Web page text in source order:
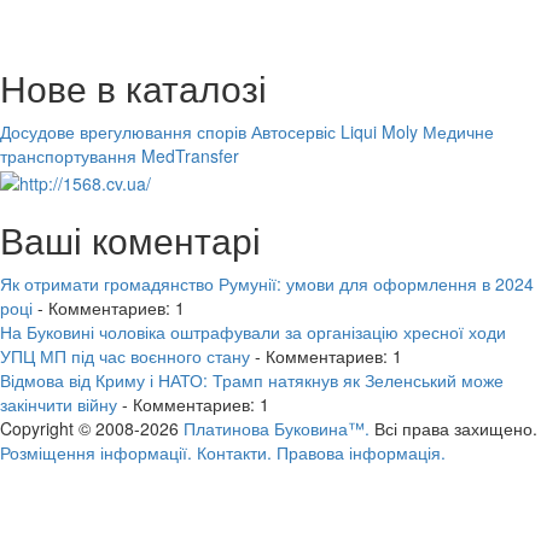
Нове в каталозі
Досудове врегулювання спорів Автосервіс Liqui Moly Медичне
транспортування MedTransfer
Ваші коментарі
Як отримати громадянство Румунії: умови для оформлення в 2024
році - Комментариев: 1
На Буковині чоловіка оштрафували за організацію хресної ходи
УПЦ МП під час воєнного стану - Комментариев: 1
Відмова від Криму і НАТО: Трамп натякнув як Зеленський може
закінчити війну - Комментариев: 1
Copyright © 2008-2026 Платинова Буковина™. Всі права захищено.
Розміщення інформації. Контакти. Правова інформація.